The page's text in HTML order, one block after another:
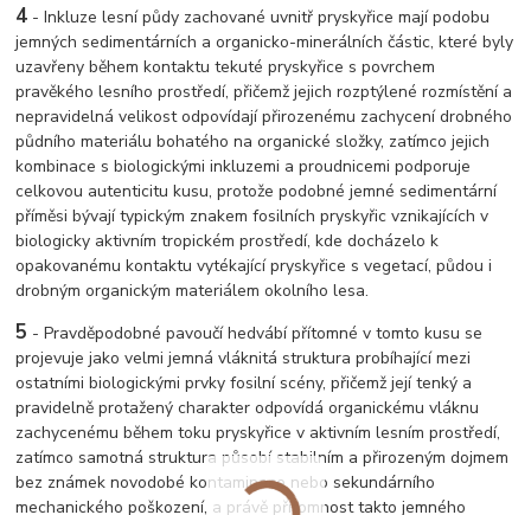
4 - Inkluze lesní půdy zachované uvnitř pryskyřice mají podobu
jemných sedimentárních a organicko-minerálních částic, které byly
uzavřeny během kontaktu tekuté pryskyřice s povrchem
pravěkého lesního prostředí, přičemž jejich rozptýlené rozmístění a
nepravidelná velikost odpovídají přirozenému zachycení drobného
půdního materiálu bohatého na organické složky, zatímco jejich
kombinace s biologickými inkluzemi a proudnicemi podporuje
celkovou autenticitu kusu, protože podobné jemné sedimentární
příměsi bývají typickým znakem fosilních pryskyřic vznikajících v
biologicky aktivním tropickém prostředí, kde docházelo k
opakovanému kontaktu vytékající pryskyřice s vegetací, půdou i
drobným organickým materiálem okolního lesa.
5 - Pravděpodobné pavoučí hedvábí přítomné v tomto kusu se
projevuje jako velmi jemná vláknitá struktura probíhající mezi
ostatními biologickými prvky fosilní scény, přičemž její tenký a
pravidelně protažený charakter odpovídá organickému vláknu
zachycenému během toku pryskyřice v aktivním lesním prostředí,
zatímco samotná struktura působí stabilním a přirozeným dojmem
bez známek novodobé kontaminace nebo sekundárního
mechanického poškození, a právě přítomnost takto jemného